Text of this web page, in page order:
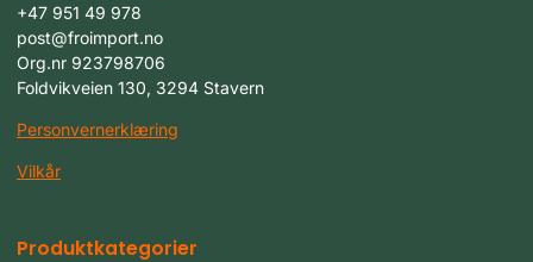
+47 951 49 978
post@froimport.no
Org.nr 923798706
Foldvikveien 130, 3294 Stavern
Personvernerklæring
Vilkår
Produktkategorier